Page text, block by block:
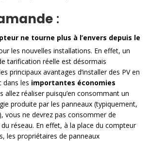
:
ne tourne plus à l’envers depuis le
les nouvelles installations. En effet, un
tarification réelle est désormais
principaux avantages d’installer des PV en
dans les importantes économies
allez réaliser puisqu’en consommant un
produite par les panneaux (typiquement,
vous ne devrez pas consommer de
du réseau. En effet, à la place du compteur
les propriétaires de panneaux